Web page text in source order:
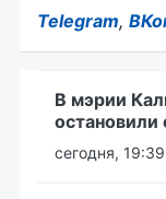
Telegram,
В мэрии
остановили
сегодня, 19:39